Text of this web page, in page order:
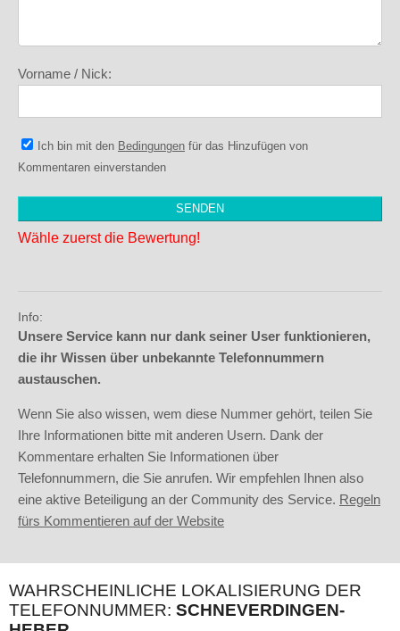
Vorname / Nick:
Ich bin mit den Bedingungen für das Hinzufügen von
Kommentaren einverstanden
Wähle zuerst die Bewertung!
Info:
Unsere Service kann nur dank seiner User funktionieren,
die ihr Wissen über unbekannte Telefonnummern
austauschen.
Wenn Sie also wissen, wem diese Nummer gehört, teilen Sie
Ihre Informationen bitte mit anderen Usern. Dank der
Kommentare erhalten Sie Informationen über
Telefonnummern, die Sie anrufen. Wir empfehlen Ihnen also
eine aktive Beteiligung an der Community des Service. Regeln
fürs Kommentieren auf der Website
WAHRSCHEINLICHE LOKALISIERUNG DER
TELEFONNUMMER: SCHNEVERDINGEN-